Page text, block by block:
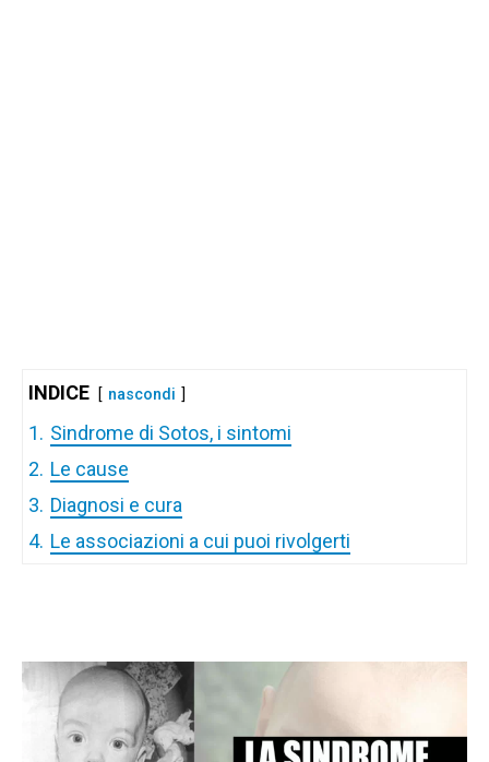
INDICE nascondi
1. Sindrome di Sotos, i sintomi
2. Le cause
3. Diagnosi e cura
4. Le associazioni a cui puoi rivolgerti